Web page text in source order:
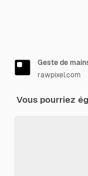
Geste de
rawpixel.com
Vous pourriez